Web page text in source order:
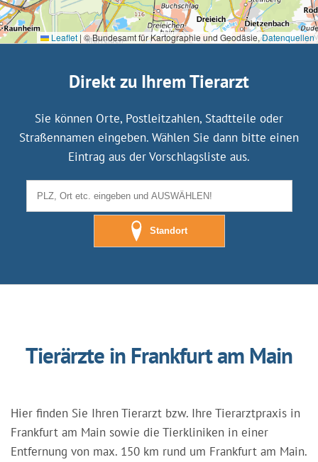
Leaflet | © Bundesamt für Kartographie und Geodäsie,Datenquellen
Direkt zu Ihrem Tierarzt
Sie können Orte, Postleitzahlen, Stadtteile oder
Straßennamen eingeben. Wählen Sie dann bitte einen
Eintrag aus der Vorschlagsliste aus.
Standort
Tierärzte in Frankfurt am Main
Hier finden Sie Ihren Tierarzt bzw. Ihre Tierarztpraxis in
Frankfurt am Main sowie die Tierkliniken in einer
Entfernung von max. 150 km rund um Frankfurt am Main.